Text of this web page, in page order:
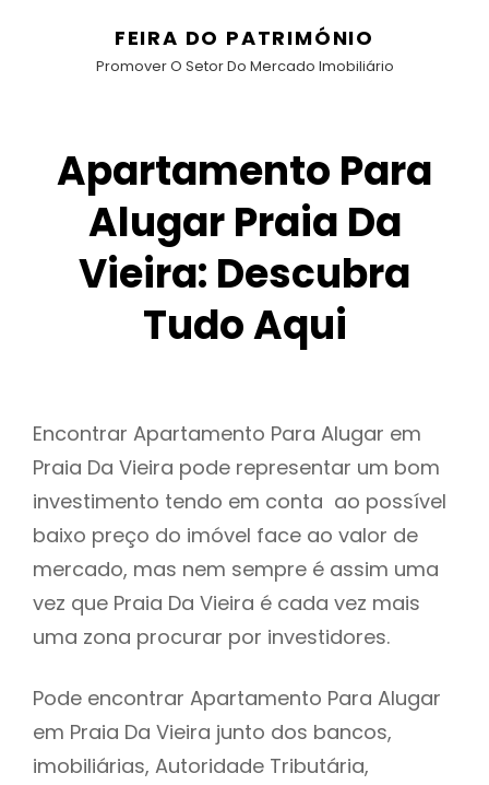
FEIRA DO PATRIMÓNIO
Promover O Setor Do Mercado Imobiliário
Apartamento Para
Alugar Praia Da
Vieira: Descubra
Tudo Aqui
Encontrar Apartamento Para Alugar em
Praia Da Vieira pode representar um bom
investimento tendo em conta ao possível
baixo preço do imóvel face ao valor de
mercado, mas nem sempre é assim uma
vez que Praia Da Vieira é cada vez mais
uma zona procurar por investidores.
Pode encontrar Apartamento Para Alugar
em Praia Da Vieira junto dos bancos,
imobiliárias, Autoridade Tributária,